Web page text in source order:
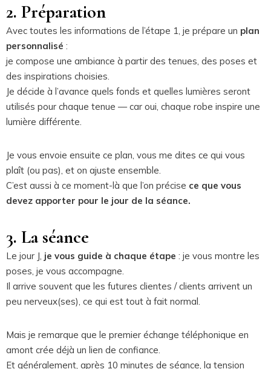
2. Préparation
Avec toutes les informations de l’étape 1, je prépare un plan
personnalisé :
je compose une ambiance à partir des tenues, des poses et
des inspirations choisies.
Je décide à l’avance quels fonds et quelles lumières seront
utilisés pour chaque tenue — car oui, chaque robe inspire une
lumière différente.
Je vous envoie ensuite ce plan, vous me dites ce qui vous
plaît (ou pas), et on ajuste ensemble.
C’est aussi à ce moment-là que l’on précise ce que vous
devez apporter pour le jour de la séance.
3. La séance
Le jour J, je vous guide à chaque étape : je vous montre les
poses, je vous accompagne.
Il arrive souvent que les futures clientes / clients arrivent un
peu nerveux(ses), ce qui est tout à fait normal.
Mais je remarque que le premier échange téléphonique en
amont crée déjà un lien de confiance.
Et généralement, après 10 minutes de séance, la tension